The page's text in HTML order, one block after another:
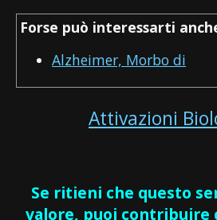
Forse può interessarti
Alzheimer, Morbo di
Attivazioni
Se ritieni che questo
valore, puoi contribuire